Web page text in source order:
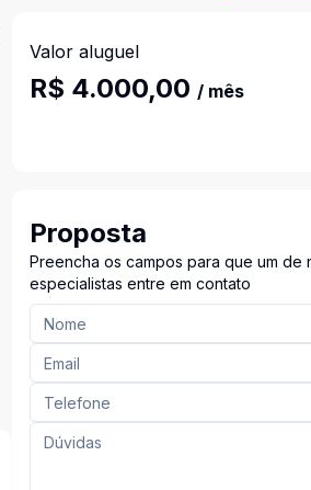
Valor aluguel
R$ 4.000,00 / mês
Proposta
Preencha os campos para que um de
especialistas entre em contato